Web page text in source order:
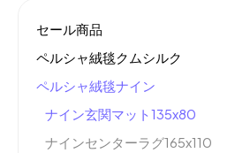
セール商品
ペルシャ絨毯クムシルク
ペルシャ絨毯ナイン
ナイン玄関マット135x80
ナインセンターラグ165x110